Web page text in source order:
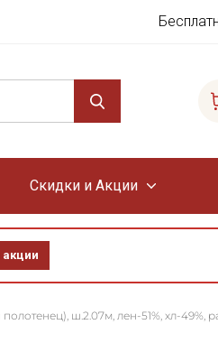
Скидки и Акции
акции
ш.2.07м, лен-51%, хл-49%,